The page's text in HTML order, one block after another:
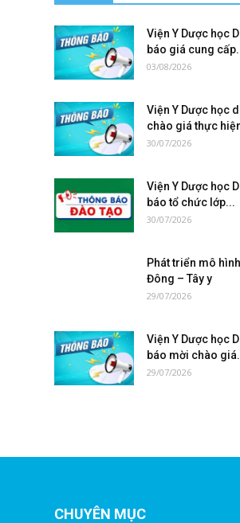
Viện Y Dược học
báo giá cung
03/08/2026
Viện Y Dược học
chào giá thực
30/07/2026
Viện Y Dược học
báo tổ chức lớp...
30/07/2026
Phát triển mô
Đông – Tây y
29/07/2026
Viện Y Dược học
báo mời chào
29/07/2026
CHUYÊN MỤC